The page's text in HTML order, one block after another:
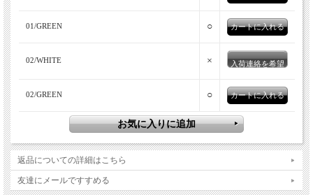
01/GREEN ○
02/WHITE × 入荷連絡を希望
02/GREEN ○
返品についての詳細はこちら
友達にメールですすめる